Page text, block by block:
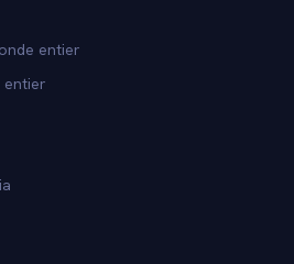
entier
entier